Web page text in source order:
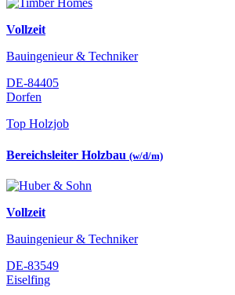
Vollzeit
Bauingenieur & Techniker
DE-84405
Dorfen
Top Holzjob
Bereichsleiter Holzbau (w/d/m)
Vollzeit
Bauingenieur & Techniker
DE-83549
Eiselfing